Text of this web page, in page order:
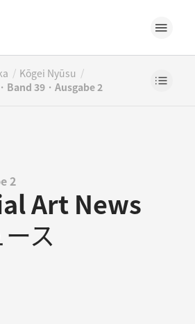
/ Kōgei Nyūsu /
39 · Ausgabe 2
2
Art News
ス